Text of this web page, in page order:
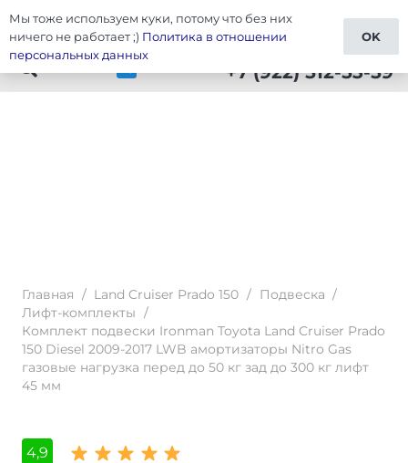
Тюнинг Prado 150
+7 (922) 512-53-59
Главная / Land Cruiser Prado 150 / Подвеска /
Лифт-комплекты /
Комплект подвески Ironman Toyota Land Cruiser Prado
150 Diesel 2009-2017 LWB амортизаторы Nitro Gas
газовые нагрузка перед до 50 кг зад до 300 кг лифт
45 мм
4,9
Мы тоже используем куки, потому что без них
ничего не работает ;) Политика в отношении
персональных данных
OK